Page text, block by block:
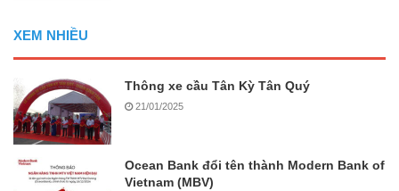
XEM NHIỀU
Thông xe cầu Tân Kỳ Tân Quý
21/01/2025
Ocean Bank đổi tên thành Modern Bank of
Vietnam (MBV)